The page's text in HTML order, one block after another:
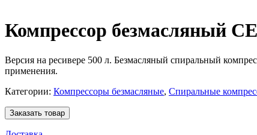
Компрессор безмасляный
Версия на ресивере 500 л. Безмасляный спиральный
применения.
Категории: Компрессоры безмасляные, Спиральные
Заказать товар